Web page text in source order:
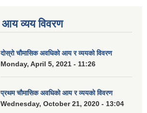
आय व्यय विवरण
दोस्रो चौमासिक अवधिको आय र व्ययको विवरण
Monday, April 5, 2021 - 11:26
प्रथम चौमासिक अवधिको आय र व्ययको विवरण
Wednesday, October 21, 2020 - 13:04